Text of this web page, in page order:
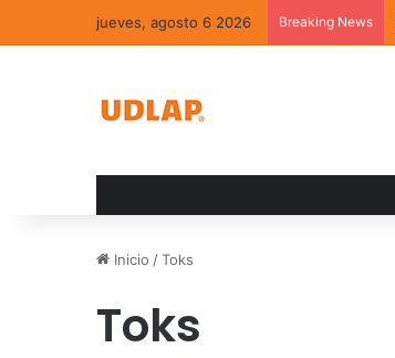
jueves, agosto 6 2026 Breaking News
Inicio /Toks
Toks